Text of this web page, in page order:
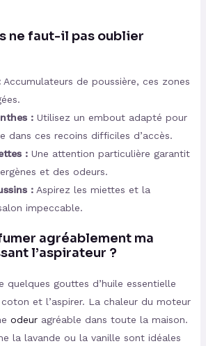
ne faut-il pas oublier
Accumulateurs de poussière, ces zones
:Utilisez un embout adapté pour
dans ces recoins difficiles d’accès.
:Une attention particulière garantit
et des odeurs.
:Aspirez les miettes et la
impeccable.
agréablement ma
l’aspirateur ?
quelques gouttes d’huile essentielle
et l’aspirer. La chaleur du moteur
odeuragréable dans toute la maison.
la lavande ou la vanille sont idéales